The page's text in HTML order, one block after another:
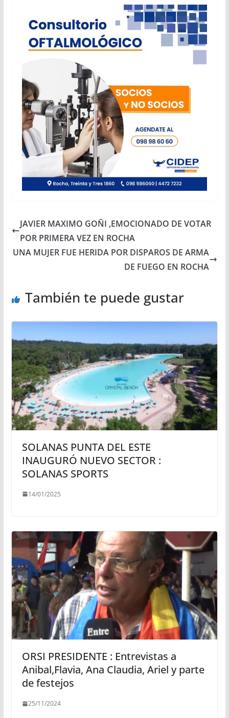
JAVIER MAXIMO GOÑI ,EMOCIONADO DE VOTAR
POR PRIMERA VEZ EN ROCHA
UNA MUJER FUE HERIDA POR DISPAROS DE ARMA
DE FUEGO EN ROCHA
También te puede gustar
SOLANAS PUNTA DEL ESTE
INAUGURÓ NUEVO SECTOR :
SOLANAS SPORTS
14/01/2025
ORSI PRESIDENTE : Entrevistas a
Anibal,Flavia, Ana Claudia, Ariel y parte
de festejos
25/11/2024